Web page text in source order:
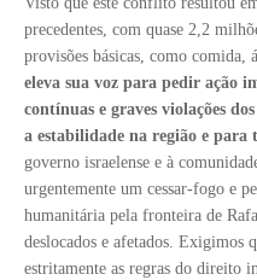
precedentes, com quase 2,2
provisões básicas, como comida,
eleva sua voz para pedir ação
contínuas e graves violações
a estabilidade na região e para
governo israelense e à
urgentemente um cessar-fogo e
humanitária pela fronteira de
deslocados e afetados. Exigimos
estritamente as regras do direito